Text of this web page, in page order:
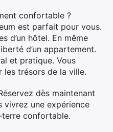
confortable ?
est parfait pour vous.
d’un hôtel. En même
d’un appartement.
et pratique. Vous
les trésors de la ville.
dès maintenant
vivrez une expérience
confortable.